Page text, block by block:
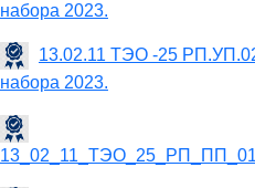
набора 2023.
13.02.11 ТЭО -25
набора 2023.